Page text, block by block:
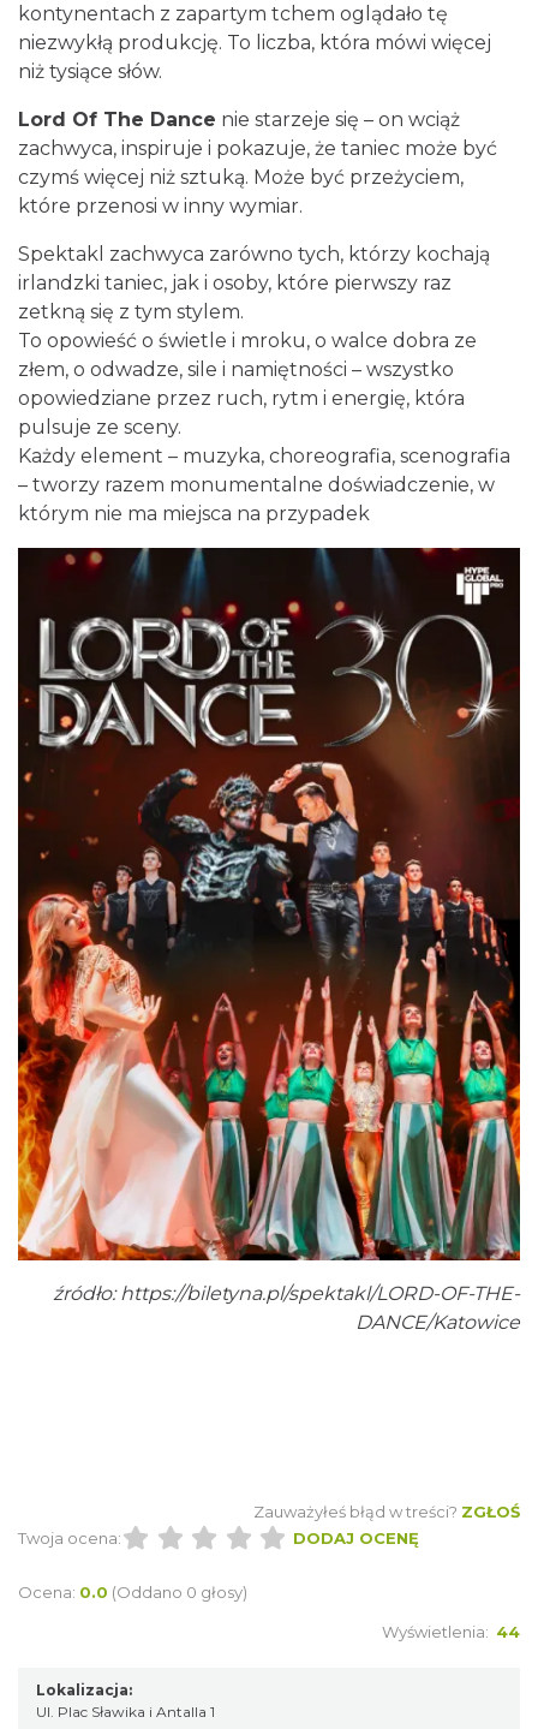
17th WORLD BRIDGE SERIES – Katowice
Katowice
2026-08-20
0.17 km
Alicja Majewska & Włodzimierz Korcz &
Warsaw String Quartet - Jubileusz
Katowice
2026-09-18
0.24 km
44. Rawa Blues Festival
Katowice
2026-10-03
0.24 km
Henryk Miśkiewicz – 75 lat Mistrza i Goście
Katowice
2026-10-18
0.24 km
CO, GDZIE, KIEDY W KATOWICACH 3-
Katowice
2026-08-03
Muzyka zespołu Metallica symfonicznie
2026
2026-11-14
kontynentach z zapartym tchem oglądało tę
niezwykłą produkcję. To liczba, która mówi więcej
niż tysiące słów.
Lord Of The Dance nie starzeje się – on wciąż
zachwyca, inspiruje i pokazuje, że taniec może być
czymś więcej niż sztuką. Może być przeżyciem,
które przenosi w inny wymiar.
Spektakl zachwyca zarówno tych, którzy kochają
irlandzki taniec, jak i osoby, które pierwszy raz
zetkną się z tym stylem.
To opowieść o świetle i mroku, o walce dobra ze
złem, o odwadze, sile i namiętności – wszystko
opowiedziane przez ruch, rytm i energię, która
pulsuje ze sceny.
Każdy element – muzyka, choreografia, scenografia
– tworzy razem monumentalne doświadczenie, w
którym nie ma miejsca na przypadek
źródło: https://biletyna.pl/spektakl/LORD-OF-THE-
DANCE/Katowice
Zauważyłeś błąd w treści? ZGŁOŚ
Twoja ocena:
DODAJ OCENĘ
Ocena: 0.0 (Oddano 0 głosy)
Wyświetlenia: 44
Lokalizacja:
Ul. Plac Sławika i Antalla 1